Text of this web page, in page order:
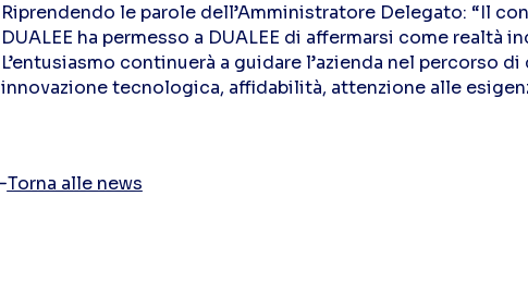
Riprendendo le parole dell’Amministratore Delegato: “Il
DUALEE ha permesso a DUALEE di affermarsi come realtà
L’entusiasmo continuerà a guidare l’azienda nel percorso
innovazione tecnologica, affidabilità, attenzione alle
Torna alle news